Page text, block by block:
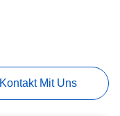
Kontakt Mit Uns